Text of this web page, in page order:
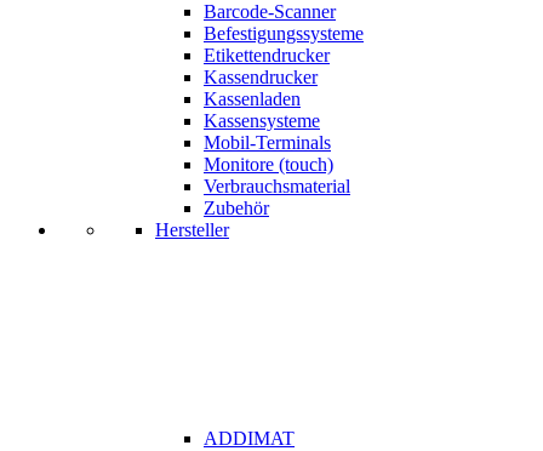
Barcode-Scanner
Befestigungssysteme
Etikettendrucker
Kassendrucker
Kassenladen
Kassensysteme
Mobil-Terminals
Monitore (touch)
Verbrauchsmaterial
Zubehör
Hersteller
ADDIMAT